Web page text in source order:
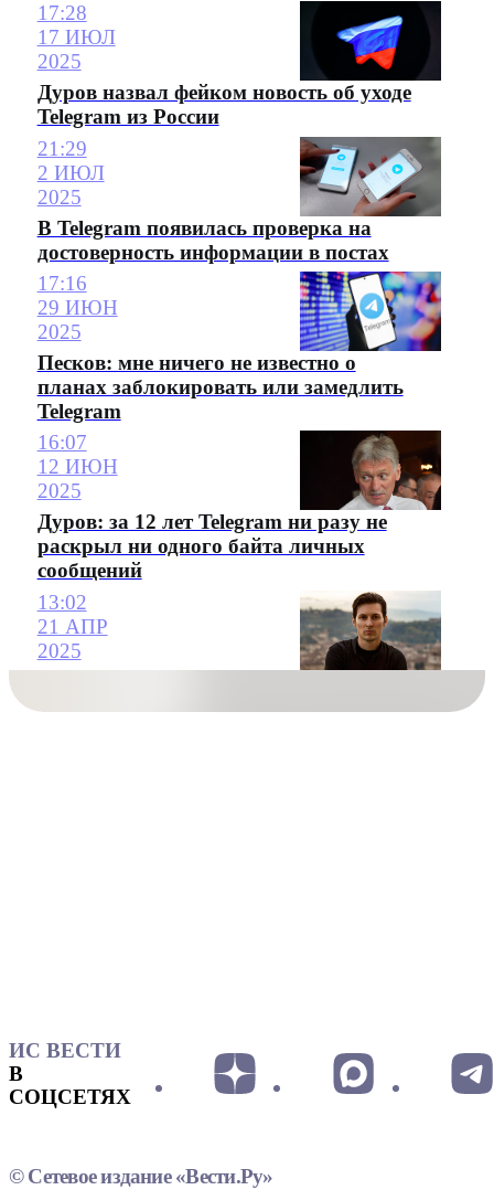
17:28
17 ИЮЛ
2025
Дуров назвал фейком новость об уходе
Telegram из России
21:29
2 ИЮЛ
2025
В Telegram появилась проверка на
достоверность информации в постах
17:16
29 ИЮН
2025
Песков: мне ничего не известно о
планах заблокировать или замедлить
Telegram
16:07
12 ИЮН
2025
Дуров: за 12 лет Telegram ни разу не
раскрыл ни одного байта личных
сообщений
13:02
21 АПР
2025
ИС ВЕСТИ
В
СОЦСЕТЯХ
© Сетевое издание «Вести.Ру»